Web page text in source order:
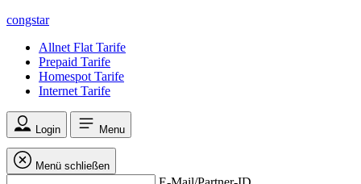
congstar
Allnet Flat Tarife
Prepaid Tarife
Homespot Tarife
Internet Tarife
Login Menu
Menü schließen